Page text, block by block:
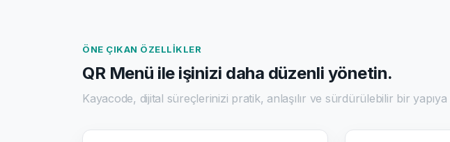
ÖNE ÇIKAN ÖZELLIKLER
QR Menü ile işinizi daha düzenli yönetin.
Kayacode, dijital süreçlerinizi pratik, anlaşılır ve sürdürülebilir bir yapıya